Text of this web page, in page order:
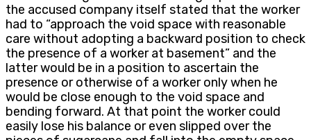
the accused company itself stated that the worker
had to “approach the void space with reasonable
care without adopting a backward position to check
the presence of a worker at basement” and the
latter would be in a position to ascertain the
presence or otherwise of a worker only when he
would be close enough to the void space and
bending forward. At that point the worker could
easily lose his balance or even slipped over the